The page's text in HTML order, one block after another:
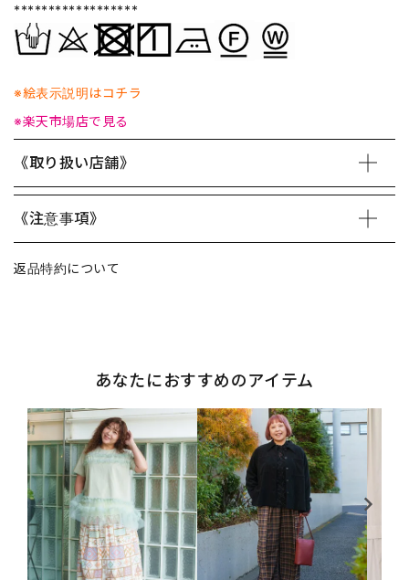
******************
※絵表示説明はコチラ
※楽天市場店で見る
《取り扱い店舗》
《注意事項》
返品特約について
あなたにおすすめのアイテム